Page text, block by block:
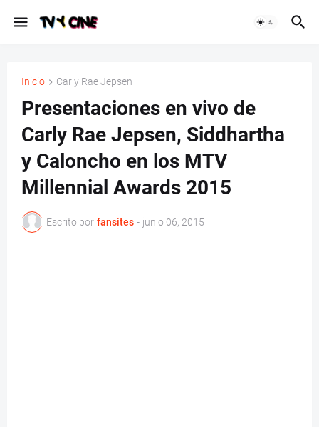
Inicio Carly Rae Jepsen
Presentaciones en vivo de
Carly Rae Jepsen, Siddhartha
y Caloncho en los MTV
Millennial Awards 2015
Escrito por fansites - junio 06, 2015